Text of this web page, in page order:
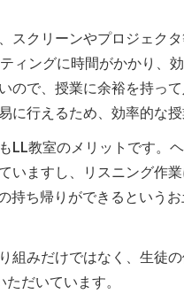
スクリーンやプロジェク
ィングに時間がかかり、
ので、授業に余裕を持っ
行えるため、効率的な授
教室のメリットです。
ますし、リスニング作
ち帰りができるという
組みだけではなく、生徒
だいています。